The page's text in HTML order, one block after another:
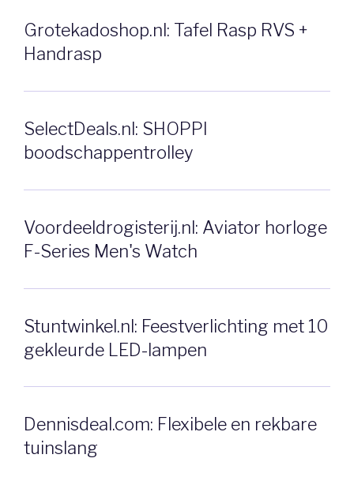
Grotekadoshop.nl: Tafel Rasp RVS +
Handrasp
SelectDeals.nl: SHOPPI
boodschappentrolley
Voordeeldrogisterij.nl: Aviator horloge
F-Series Men's Watch
Stuntwinkel.nl: Feestverlichting met 10
gekleurde LED-lampen
Dennisdeal.com: Flexibele en rekbare
tuinslang